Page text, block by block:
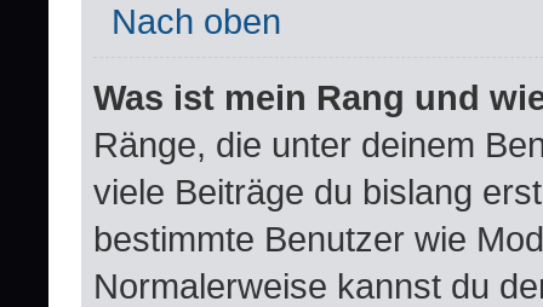
Nach oben
Was ist mein Rang und
Ränge, die unter deinem
viele Beiträge du bislang
bestimmte Benutzer wie
Normalerweise kannst du